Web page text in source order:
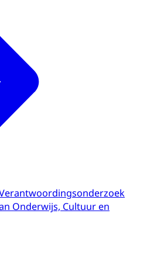
Onderwijs, Cultuur en